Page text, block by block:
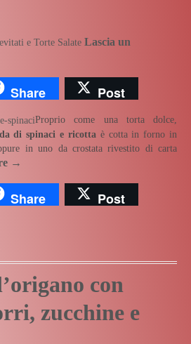
e Torte Salate Lascia un
Share Post
Proprio come una torta dolce,
di spinaci e ricotta è cotta in forno in
in uno da crostata rivestito di carta
→
Share Post
con
zucchine e